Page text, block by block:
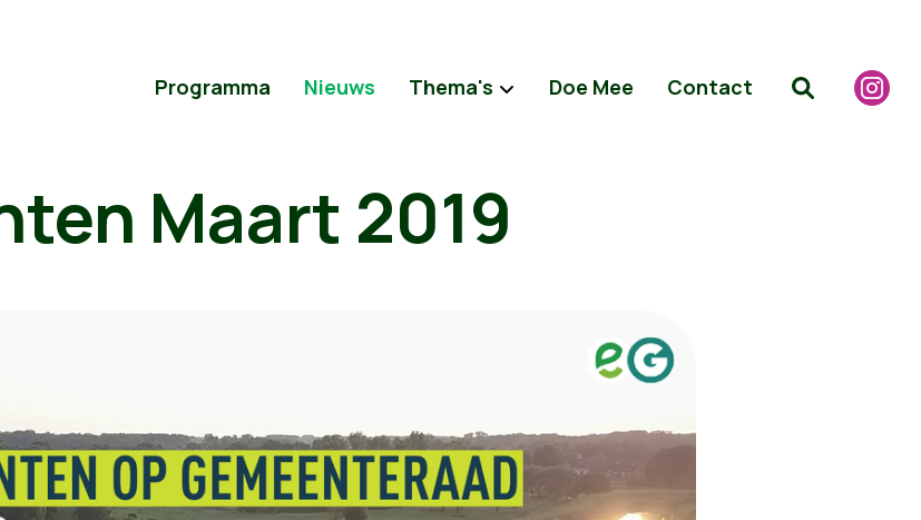
Programma Nieuws Thema's Doe Mee Contact
Maart 2019